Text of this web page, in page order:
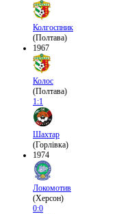
Колгоспник
(Полтава)
1967
Колос
(Полтава)
1:1
Шахтар
(Горлівка)
1974
Локомотив
(Херсон)
0:0